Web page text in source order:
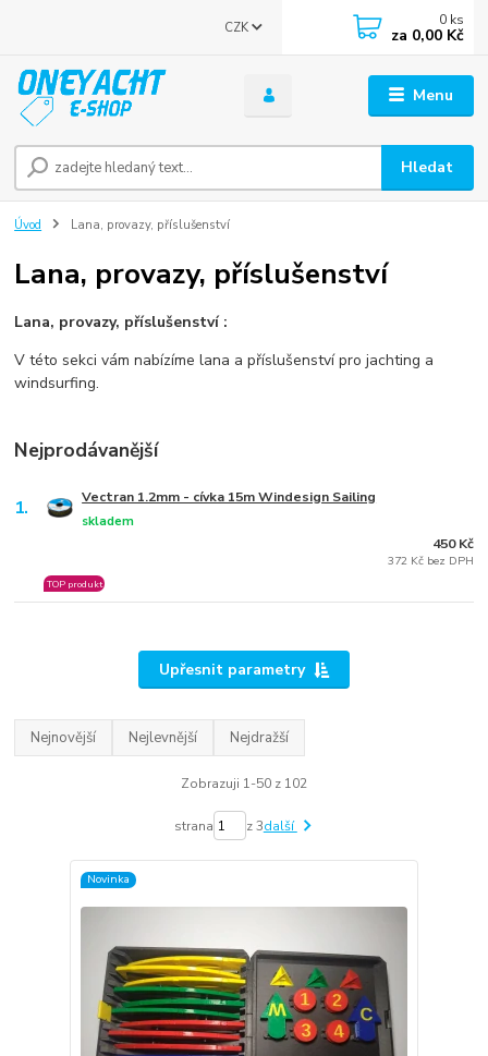
Menu
CZK
Hledat
0 ks
za 0,00 Kč
Úvod Lana, provazy, příslušenství
Lana, provazy, příslušenství
Lana, provazy, příslušenství :
V této sekci vám nabízíme lana a příslušenství pro jachting a
windsurfing.
Nejprodávanější
1. Vectran 1.2mm - cívka 15m Windesign Sailing
skladem
TOP produkt
450 Kč
372 Kč bez DPH
Upřesnit parametry
Nejnovější Nejlevnější Nejdražší
Zobrazuji 1-50 z 102
strana z 3další
Novinka